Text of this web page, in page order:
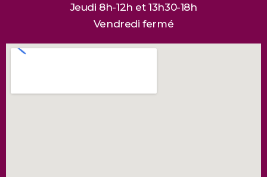
Jeudi 8h-12h et 13h30-18h
Vendredi fermé